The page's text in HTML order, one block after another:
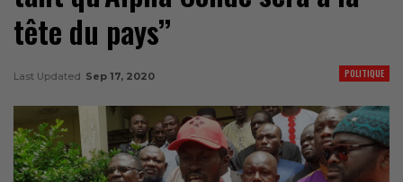
tête du pays’’
POLITIQUE
Last Updated Sep 17, 2020